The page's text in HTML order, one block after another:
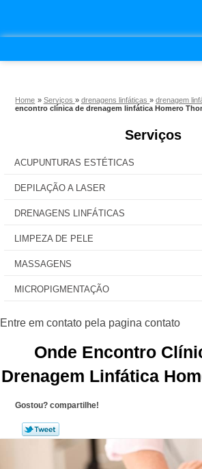
Home » Serviços » drenagens linfáticas»drenagem
encontro clínica de drenagem linfática Homero
Serviços
ACUPUNTURAS ESTÉTICAS
DEPILAÇÃO A LASER
DRENAGENS LINFÁTICAS
LIMPEZA DE PELE
MASSAGENS
MICROPIGMENTAÇÃO
Onde Encontro
Drenagem Linfática
Gostou? compartilhe!